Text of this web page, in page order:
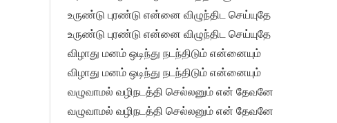
உருண்டு புரண்டு என்னை விழுந்திட செய்யுதே
உருண்டு புரண்டு என்னை விழுந்திட செய்யுதே
விழாது மனம் ஒடிந்து நடந்திடும் என்னையும்
விழாது மனம் ஒடிந்து நடந்திடும் என்னையும்
வழுவாமல் வழிநடத்தி செல்லனும் என் தேவனே
வழுவாமல் வழிநடத்தி செல்லனும் என் தேவனே